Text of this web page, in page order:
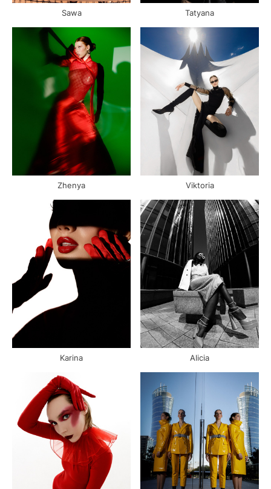
Sawa Tatyana
Zhenya Viktoria
Karina Alicia